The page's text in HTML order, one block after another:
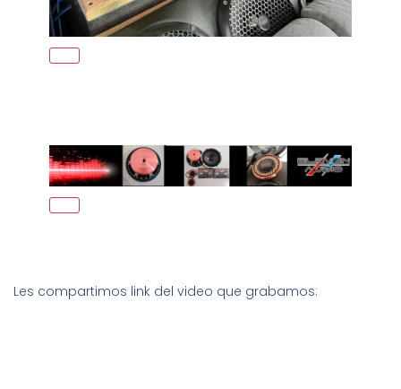
Les compartimos link del video que grabamos: